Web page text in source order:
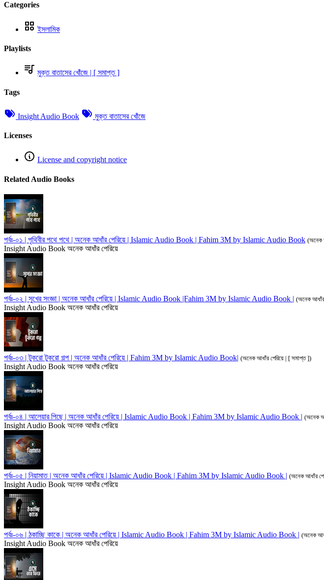
Categories
ইসলামিক
Playlists
মুক্ত বাতাসের খোঁজে | [ সমাপ্ত ]
Tags
Insight Audio Book মুক্ত বাতাসের খোঁজে
Licenses
License and copyright notice
Related Audio Books
পর্বঃ-০১ | পৃথিবীর পথে পথে | অনেক আধাঁর পেরিয়ে | Islamic Audio Book | Fahim 3M by Islamic Audio Book (অনেক
Insight Audio Book অনেক আধাঁর পেরিয়ে
পর্বঃ-০২ | সুখের সংজ্ঞা | অনেক আধাঁর পেরিয়ে | Islamic Audio Book |Fahim 3M by Islamic Audio Book | (অনেক আধাঁর
Insight Audio Book অনেক আধাঁর পেরিয়ে
পর্বঃ-০৩ | টুকরো টুকরো গল্প | অনেক আধাঁর পেরিয়ে | Fahim 3M by Islamic Audio Book| (অনেক আধাঁর পেরিয়ে | [ সমাপ্ত ])
Insight Audio Book অনেক আধাঁর পেরিয়ে
পর্বঃ-০৪ | আলেয়ার পিছে | অনেক আধাঁর পেরিয়ে | Islamic Audio Book | Fahim 3M by Islamic Audio Book | (অনেক
Insight Audio Book অনেক আধাঁর পেরিয়ে
পর্বঃ-০৫ | নিয়ামাত | অনেক আধাঁর পেরিয়ে | Islamic Audio Book | Fahim 3M by Islamic Audio Book | (অনেক আধাঁর
Insight Audio Book অনেক আধাঁর পেরিয়ে
পর্বঃ-০৬ | ঠকাচ্ছি কাকে | অনেক আধাঁর পেরিয়ে | Islamic Audio Book | Fahim 3M by Islamic Audio Book | (অনেক
Insight Audio Book অনেক আধাঁর পেরিয়ে